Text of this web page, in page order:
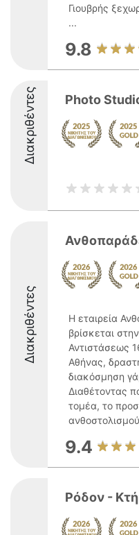
Γιουβρής
...
9.8
Διακριθέντες Photo
Διακριθέντες
Η εταιρεία
βρίσκεται
Αντιστάσεως
Αθήνας,
διακόσμηση
Διαθέτοντας
τομέα, το
9.4
Ρόδον -